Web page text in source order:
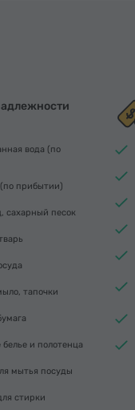
вода (по
прибытии)
сахарный песок
тапочки
белье и полотенца
мытья посуды
стирки